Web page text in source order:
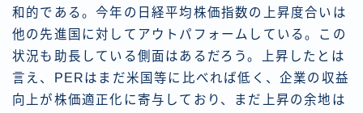
和的である。今年の日経平均株価指数の上昇度合いは
他の先進国に対してアウトパフォームしている。この
状況も助長している側面はあるだろう。上昇したとは
言え、PERはまだ米国等に比べれば低く、企業の収益
向上が株価適正化に寄与しており、まだ上昇の余地は